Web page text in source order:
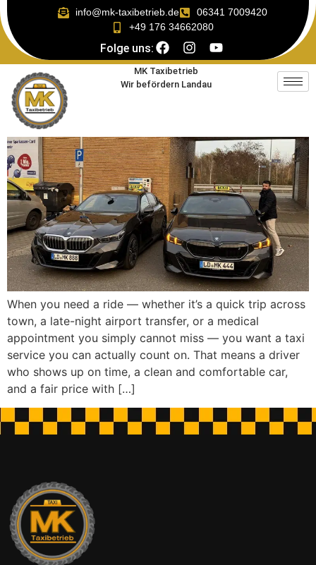
info@mk-taxibetrieb.de
06341 7009420
+49 176 34662080
Folge uns:
MK Taxibetrieb
Wir befördern Landau
When you need a ride — whether it’s a quick trip across
town, a late-night airport transfer, or a medical
appointment you simply cannot miss — you want a taxi
service you can actually count on. That means a driver
who shows up on time, a clean and comfortable car,
and a fair price with […]